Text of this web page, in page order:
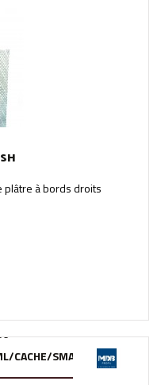
plâtre à bords droits
CACHE/SMARTY/